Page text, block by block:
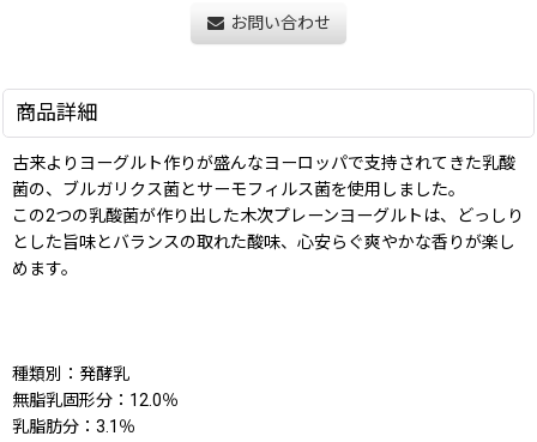
お問い合わせ
商品詳細
古来よりヨーグルト作りが盛んなヨーロッパで支持されてきた乳酸
菌の、ブルガリクス菌とサーモフィルス菌を使用しました。
この2つの乳酸菌が作り出した木次プレーンヨーグルトは、どっしり
とした旨味とバランスの取れた酸味、心安らぐ爽やかな香りが楽し
めます。
種類別：発酵乳
無脂乳固形分：12.0％
乳脂肪分：3.1％